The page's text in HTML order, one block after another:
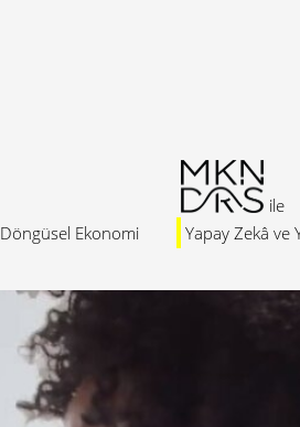
Döngüsel Ekonomi Yapay Zekâ ve